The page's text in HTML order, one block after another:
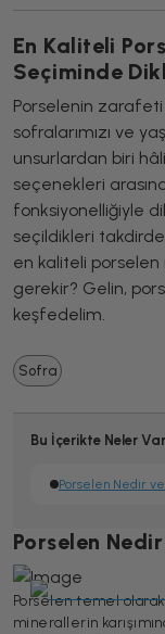
En Kaliteli
Seçiminde
Porselenin zarafeti
sofralarımızı ve
unsurlardan biri
seçenekleri
fonksiyonelliğiyle
seçildikleri takdirde
en kaliteli
gerekir? Gelin,
keşfedelim.
Sofra
Bu İçerikte Neler
Porselen Nedir
Porselen
Porselen temel
minerallerin